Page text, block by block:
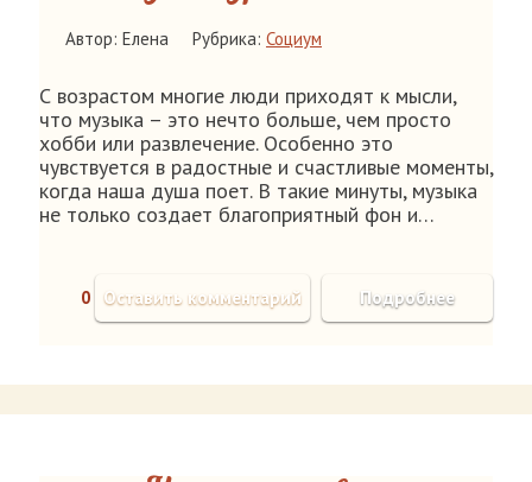
Автор: Елена Рубрика: Социум
С возрастом многие люди приходят к мысли,
что музыка – это нечто больше, чем просто
хобби или развлечение. Особенно это
чувствуется в радостные и счастливые моменты,
когда наша душа поет. В такие минуты, музыка
не только создает благоприятный фон и…
0 Подробнее
Оставить комментарий